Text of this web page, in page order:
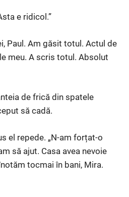
e ridicol.”
Paul. Am găsit totul. Actul de
meu. A scris totul. Absolut
de frică din spatele
să cadă.
el repede. „N-am forțat-o
să ajut. Casa avea nevoie
tocmai în bani, Mira.